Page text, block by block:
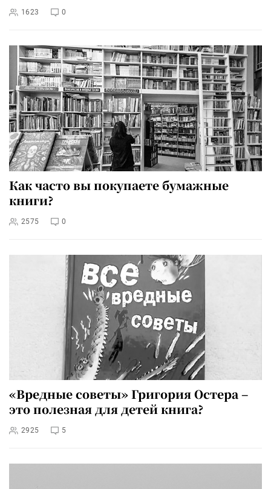
1623 0
Как часто вы покупаете бумажные
книги?
2575 0
«Вредные советы» Григория Остера –
это полезная для детей книга?
2925 5